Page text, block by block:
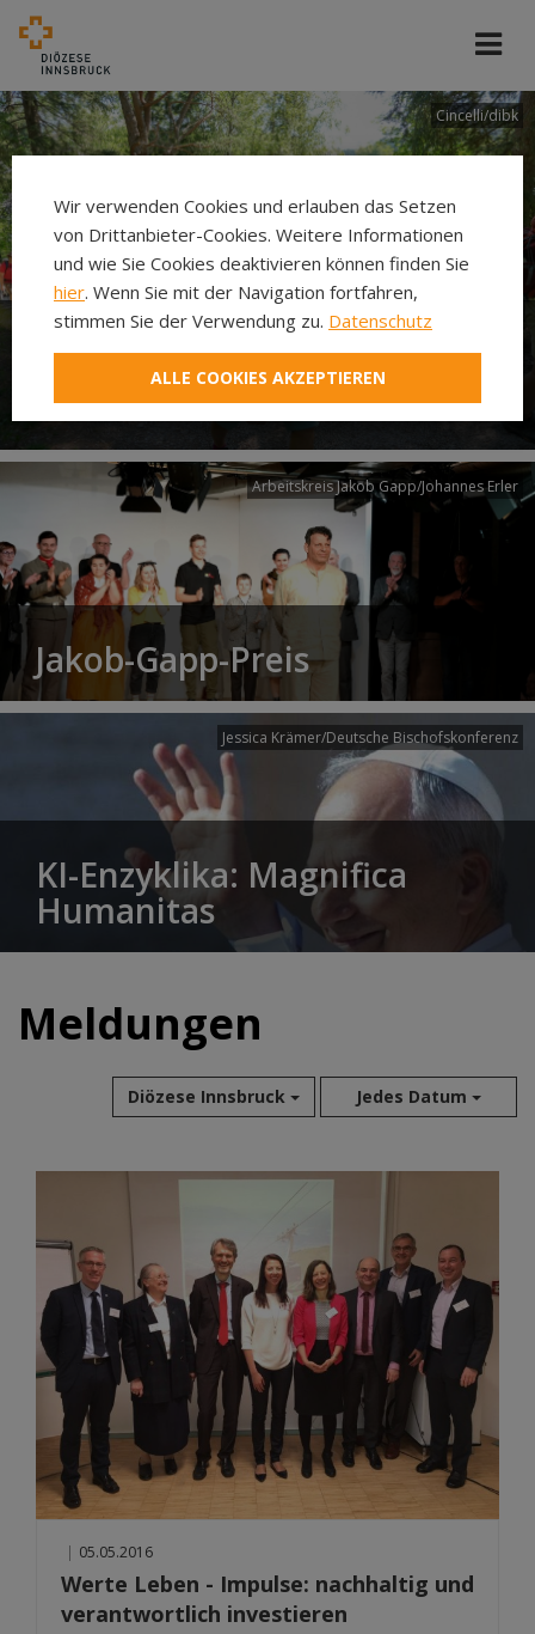
Cincelli/dibk
Neuer Pilgerweg Via
Laudato si’
Arbeitskreis Jakob Gapp/Johannes Erler
Jakob-Gapp-Preis
Jessica Krämer/Deutsche Bischofskonferenz
KI-Enzyklika: Magnifica
Humanitas
Meldungen
Diözese Innsbruck Jedes Datum
Aug 2026
Jun 2026
Mai 2026
Apr 2026
Mär 2026
Feb 2026
Jan 2026
Dez 2025
Nov 2025
Sep 2025
| 05.05.2016
Werte Leben - Impulse: nachhaltig und
verantwortlich investieren
Wir verwenden Cookies und erlauben das Setzen
von Drittanbieter-Cookies. Weitere Informationen
und wie Sie Cookies deaktivieren können finden Sie
hier. Wenn Sie mit der Navigation fortfahren,
stimmen Sie der Verwendung zu. Datenschutz
ALLE COOKIES AKZEPTIEREN